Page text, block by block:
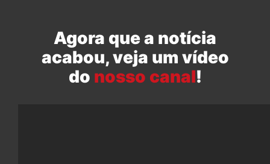
Agora que a notícia
acabou, veja um vídeo
do nosso canal!